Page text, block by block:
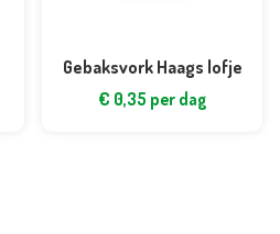
Gebaksvork Haags lofje
€ 0,35 per dag